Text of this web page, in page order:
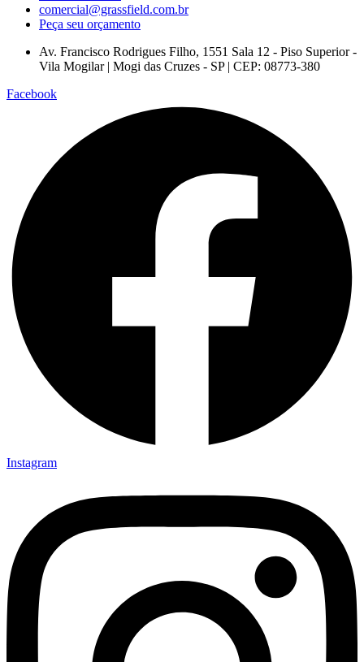
comercial@grassfield.com.br
Peça seu orçamento
Av. Francisco Rodrigues Filho, 1551 Sala 12 - Piso Superior -
Vila Mogilar | Mogi das Cruzes - SP | CEP: 08773-380
Facebook
Instagram